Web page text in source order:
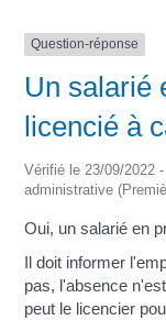
Question-réponse
Un salarié
licencié à
Vérifié le 23/09/2022
administrative
Oui, un salarié en
Il doit informer
pas, l'absence
peut le licencier